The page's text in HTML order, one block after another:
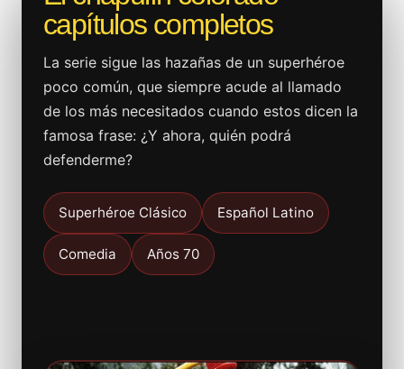
capítulos completos
La serie sigue las hazañas de un superhéroe
poco común, que siempre acude al llamado
de los más necesitados cuando estos dicen la
famosa frase: ¿Y ahora, quién podrá
defenderme?
Superhéroe Clásico Español Latino
Comedia Años 70